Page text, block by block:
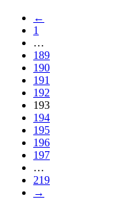
←
1
…
189
190
191
192
193
194
195
196
197
…
219
→